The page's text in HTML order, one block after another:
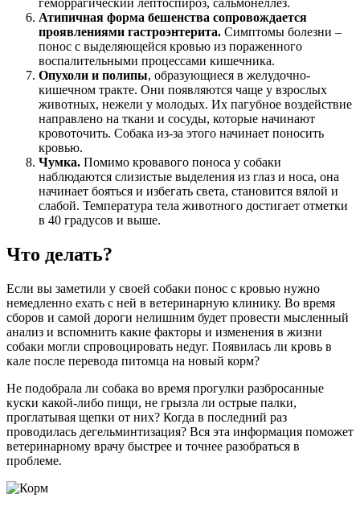
геморрагический лептоспироз, сальмонеллез.
Атипичная форма бешенства сопровождается
проявлениями гастроэнтерита. Симптомы болезни –
понос с выделяющейся кровью из пораженного
воспалительными процессами кишечника.
Опухоли и полипы, образующиеся в желудочно-
кишечном тракте. Они появляются чаще у взрослых
животных, нежели у молодых. Их пагубное воздействие
направлено на ткани и сосуды, которые начинают
кровоточить. Собака из-за этого начинает поносить
кровью.
Чумка. Помимо кровавого поноса у собаки
наблюдаются слизистые выделения из глаз и носа, она
начинает бояться и избегать света, становится вялой и
слабой. Температура тела животного достигает отметки
в 40 градусов и выше.
Что делать?
Если вы заметили у своей собаки понос с кровью нужно
немедленно ехать с ней в ветеринарную клинику. Во время
сборов и самой дороги нелишним будет провести мысленный
анализ и вспомнить какие факторы и изменения в жизни
собаки могли спровоцировать недуг. Появилась ли кровь в
кале после перевода питомца на новый корм?
Не подобрала ли собака во время прогулки разбросанные
куски какой-либо пищи, не грызла ли острые палки,
проглатывая щепки от них? Когда в последний раз
проводилась дегельминтизация? Вся эта информация поможет
ветеринарному врачу быстрее и точнее разобраться в
проблеме.